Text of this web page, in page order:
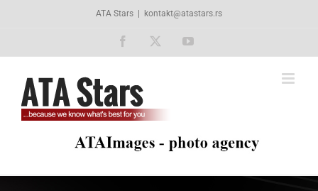
ATA Stars kontakt@atastars.rs
Facebook YouTube